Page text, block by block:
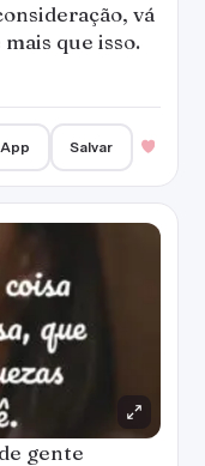
vá
que isso.
Salvar
gente